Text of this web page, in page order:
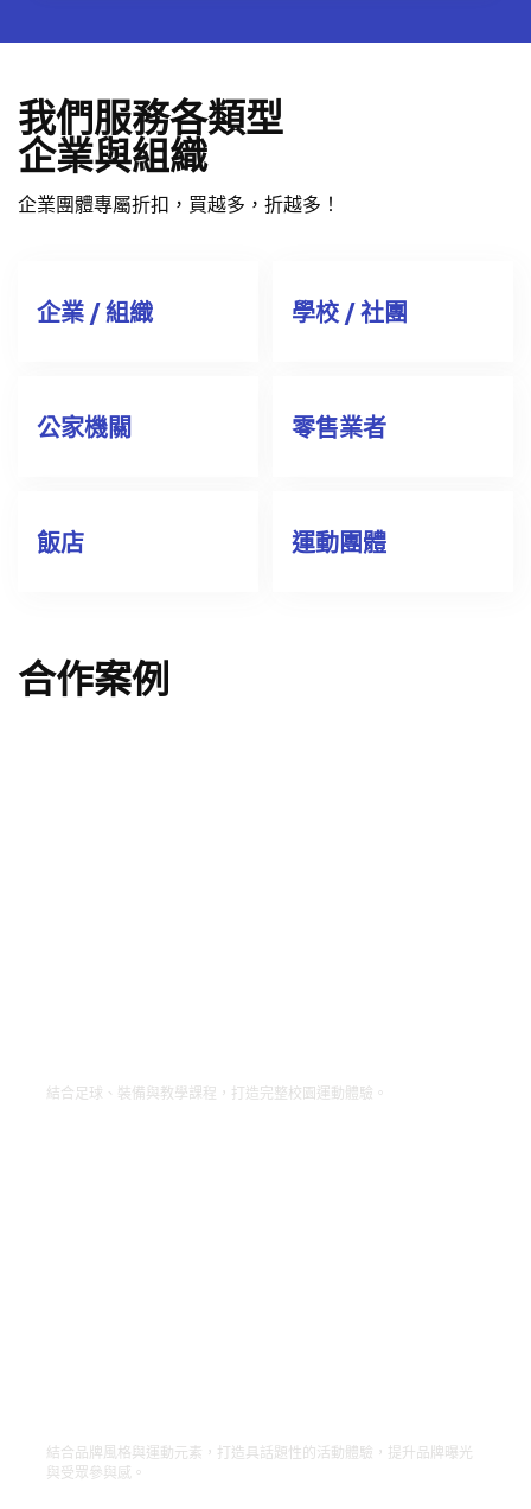
我們服務各類型
企業與組織
企業團體專屬折扣，買越多，折越多！
企業 / 組織 學校 / 社團
公家機關 零售業者
飯店 運動團體
合作案例
結合足球、裝備與教學課程，打造完整校園運動體驗。
結合品牌風格與運動元素，打造具話題性的活動體驗，提升品牌曝光
與受眾參與感。